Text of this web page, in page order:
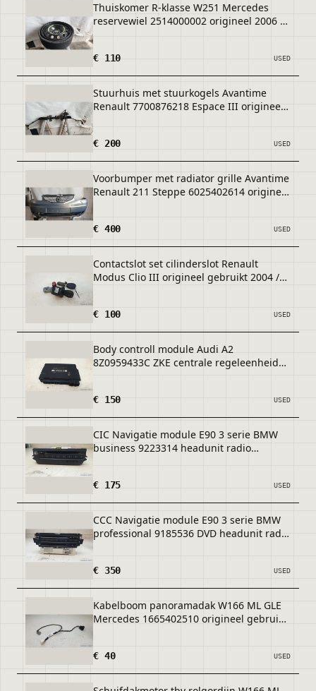
Thuiskomer R-klasse W251 Mercedes
reservewiel 2514000002 origineel 2006 /
€ 110 USED
Stuurhuis met stuurkogels Avantime
Renault 7700876218 Espace III origineel
€ 200 USED
Voorbumper met radiator grille Avantime
Renault 211 Steppe 6025402614 origineel
€ 400 USED
Contactslot set cilinderslot Renault
Modus Clio III origineel gebruikt 2004 /
€ 100 USED
Body controll module Audi A2
8Z0959433C ZKE centrale regeleenheid
€ 150 USED
CIC Navigatie module E90 3 serie BMW
business 9223314 headunit radio
€ 175 USED
CCC Navigatie module E90 3 serie BMW
professional 9185536 DVD headunit radio
€ 350 USED
Kabelboom panoramadak W166 ML GLE
Mercedes 1665402510 origineel gebruikt
€ 40 USED